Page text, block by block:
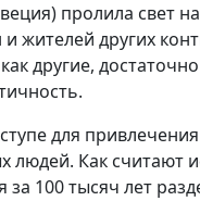
пролила свет на
жителей других
другие,
для
Как считают
100 тысяч лет